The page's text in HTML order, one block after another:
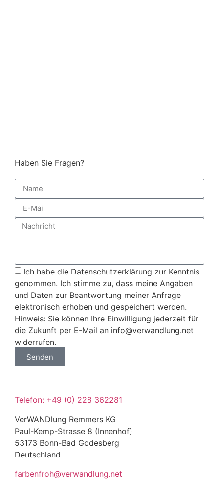
Haben Sie Fragen?
Ich habe die Datenschutzerklärung zur Kenntnis
genommen. Ich stimme zu, dass meine Angaben
und Daten zur Beantwortung meiner Anfrage
elektronisch erhoben und gespeichert werden.
Hinweis: Sie können Ihre Einwilligung jederzeit für
die Zukunft per E-Mail an info@verwandlung.net
widerrufen.
Senden
Telefon: +49 (0) 228 362281
VerWANDlung Remmers KG
Paul-Kemp-Strasse 8 (Innenhof)
53173 Bonn-Bad Godesberg
Deutschland
farbenfroh@verwandlung.net